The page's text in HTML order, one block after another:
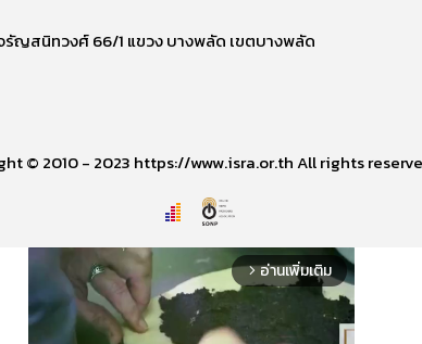
จรัญสนิทวงศ์ 66/1 แขวง บางพลัด เขตบางพลัด
© 2010 - 2023 https://www.isra.or.th All rights
arrow_forward_ios อ่านเพิ่มเติม